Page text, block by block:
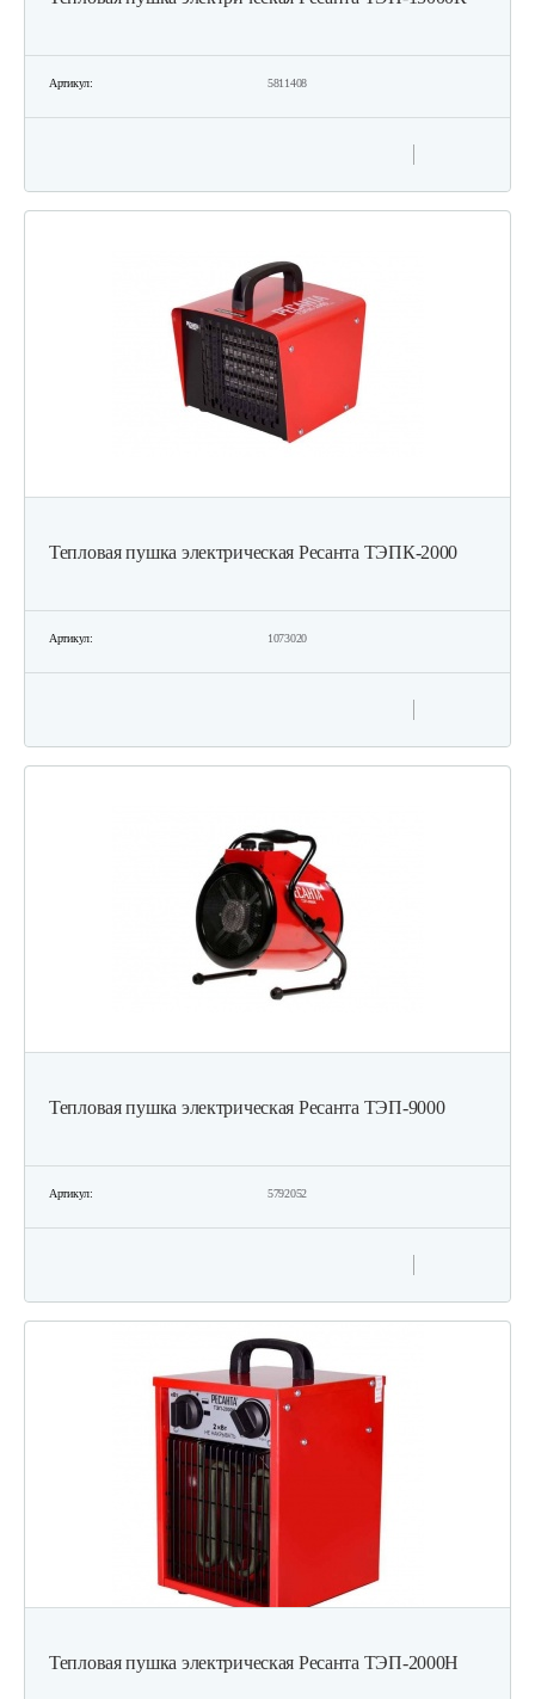
Артикул: 5811408
Тепловая пушка электрическая Ресанта ТЭПК-2000
Артикул: 1073020
Тепловая пушка электрическая Ресанта ТЭП-9000
Артикул: 5792052
Тепловая пушка электрическая Ресанта ТЭП-2000Н